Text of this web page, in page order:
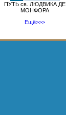
ПУТЬ св. ЛЮДВИКА ДЕ
МОНФОРА
Ещё>>>